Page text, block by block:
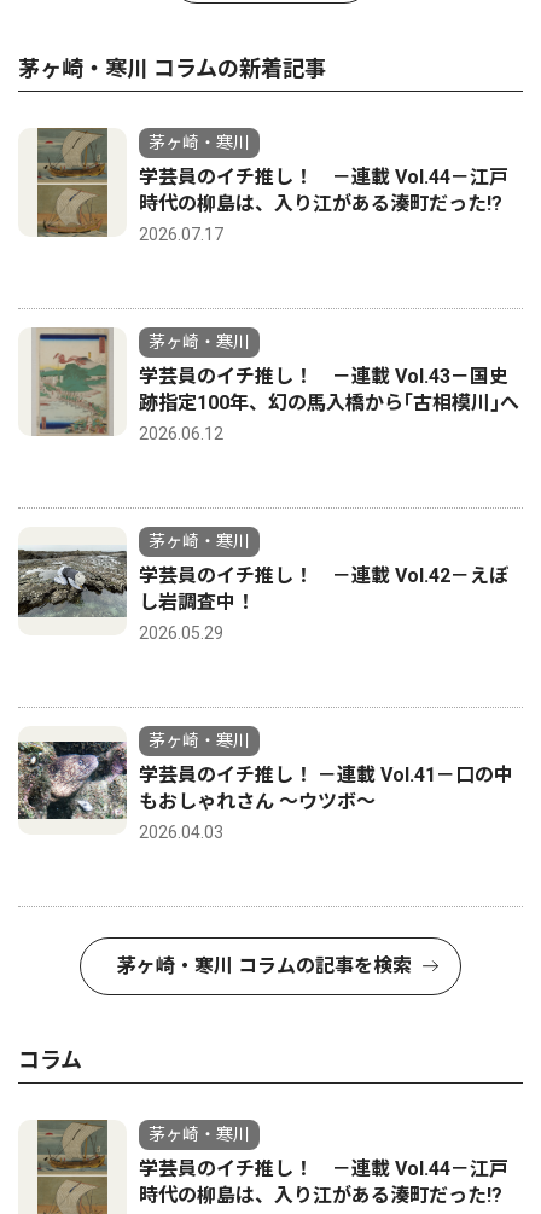
茅ヶ崎・寒川 コラムの新着記事
茅ヶ崎・寒川
学芸員のイチ推し！ －連載 Vol.44－江戸
時代の柳島は、入り江がある湊町だった!?
2026.07.17
茅ヶ崎・寒川
学芸員のイチ推し！ －連載 Vol.43－国史
跡指定100年、幻の馬入橋から｢古相模川｣へ
2026.06.12
茅ヶ崎・寒川
学芸員のイチ推し！ －連載 Vol.42－えぼ
し岩調査中！
2026.05.29
茅ヶ崎・寒川
学芸員のイチ推し！ －連載 Vol.41－口の中
もおしゃれさん ～ウツボ～
2026.04.03
茅ヶ崎・寒川 コラムの記事を検索
コラム
茅ヶ崎・寒川
学芸員のイチ推し！ －連載 Vol.44－江戸
時代の柳島は、入り江がある湊町だった!?